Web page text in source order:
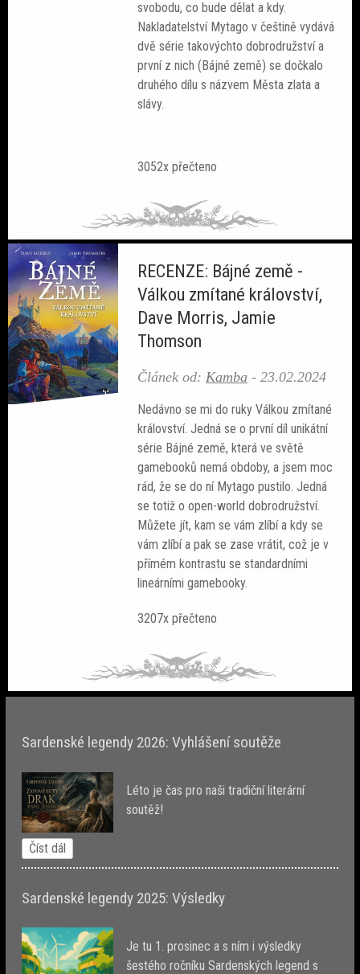
Povídky
Blackout
svobodu, co bude dělat a kdy.
Nakladatelství Mytago v češtině vydává
dvě série takovýchto dobrodružství a
první z nich (Bájné země) se dočkalo
druhého dílu s názvem Města zlata a
slávy.
3052x přečteno
RECENZE: Bájné země -
Válkou zmítané království,
Dave Morris, Jamie
Thomson
Článek od: Kamba -23.02.2024
Nedávno se mi do ruky Válkou zmítané
království. Jedná se o první díl unikátní
série Bájné země, která ve světě
gamebooků nemá obdoby, a jsem moc
rád, že se do ní Mytago pustilo. Jedná
se totiž o open-world dobrodružství.
Můžete jít, kam se vám zlíbí a kdy se
vám zlíbí a pak se zase vrátit, což je v
přímém kontrastu se standardními
lineárními gamebooky.
3207x přečteno
Sardenské legendy 2026: Vyhlášení soutěže
Léto je čas pro naši tradiční literární
soutěž!
Číst dál
Sardenské legendy 2025: Výsledky
Je tu 1. prosinec a s ním i výsledky
šestého ročníku Sardenských legend s